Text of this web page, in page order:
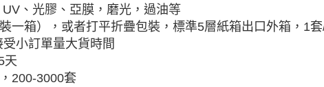
、光膠、亞膜，磨光，過油等
一箱），或者打平折疊包裝，標準5層紙箱出口外箱，1
小訂單量大貨時間
天
200-3000套